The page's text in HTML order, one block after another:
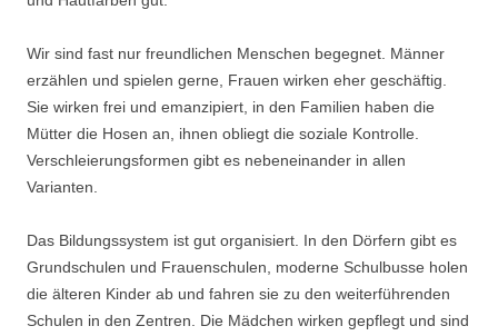
Wir sind fast nur freundlichen Menschen begegnet. Männer
erzählen und spielen gerne, Frauen wirken eher geschäftig.
Sie wirken frei und emanzipiert, in den Familien haben die
Mütter die Hosen an, ihnen obliegt die soziale Kontrolle.
Verschleierungsformen gibt es nebeneinander in allen
Varianten.
Das Bildungssystem ist gut organisiert. In den Dörfern gibt es
Grundschulen und Frauenschulen, moderne Schulbusse holen
die älteren Kinder ab und fahren sie zu den weiterführenden
Schulen in den Zentren. Die Mädchen wirken gepflegt und sind